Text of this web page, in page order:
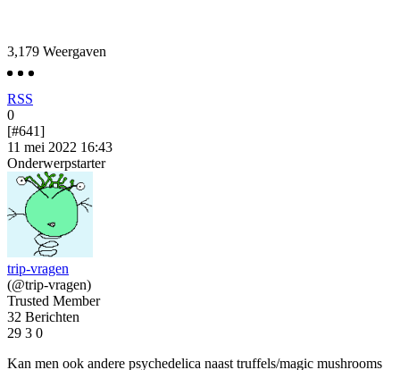
3,179 Weergaven
RSS
0
[#641]
11 mei 2022 16:43
Onderwerpstarter
trip-vragen
(@trip-vragen)
Trusted Member
32 Berichten
29 3 0
Kan men ook andere psychedelica naast truffels/magic mushrooms